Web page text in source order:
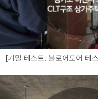
[기밀 테스트, 블로어도어 테